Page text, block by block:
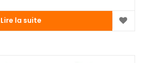
Lire la suite